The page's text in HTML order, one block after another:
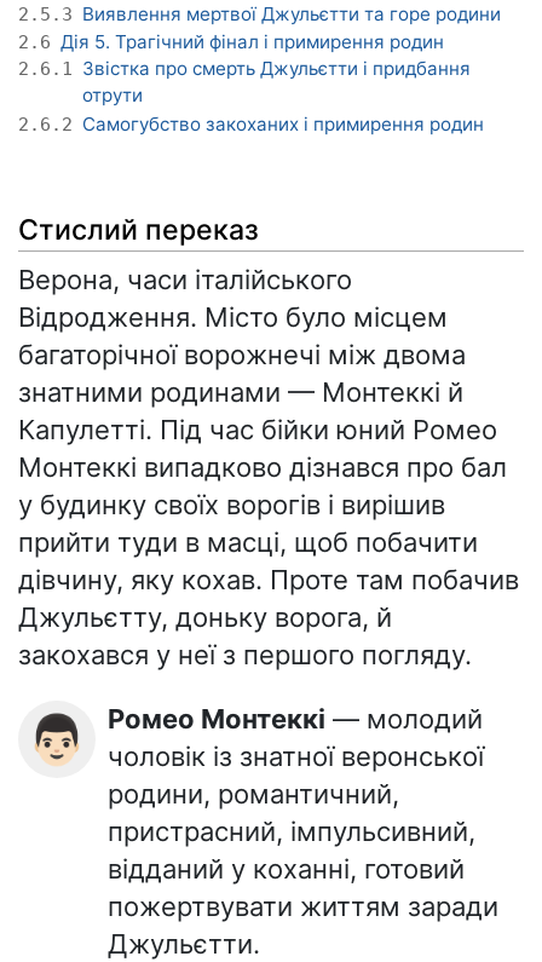
2.5.3 Виявлення мертвої Джульєтти та горе родини
2.6 Дія 5. Трагічний фінал і примирення родин
2.6.1 Звістка про смерть Джульєтти і придбання
отрути
2.6.2 Самогубство закоханих і примирення родин
Стислий переказ
Верона, часи італійського
Відродження. Місто було місцем
багаторічної ворожнечі між двома
знатними родинами — Монтеккі й
Капулетті. Під час бійки юний Ромео
Монтеккі випадково дізнався про бал
у будинку своїх ворогів і вирішив
прийти туди в масці, щоб побачити
дівчину, яку кохав. Проте там побачив
Джульєтту, доньку ворога, й
закохався у неї з першого погляду.
👨🏻 Ромео Монтеккі — молодий
чоловік із знатної веронської
родини, романтичний,
пристрасний, імпульсивний,
відданий у коханні, готовий
пожертвувати життям заради
Джульєтти.